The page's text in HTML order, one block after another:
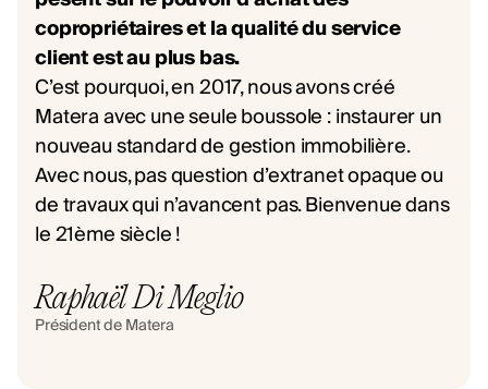
copropriétaires et la qualité du service
client est au plus bas.
C’est pourquoi, en 2017, nous avons créé
Matera avec une seule boussole : instaurer un
nouveau standard de gestion immobilière.
Avec nous, pas question d’extranet opaque ou
de travaux qui n’avancent pas. Bienvenue dans
le 21ème siècle !
Raphaël Di Meglio
Président de Matera